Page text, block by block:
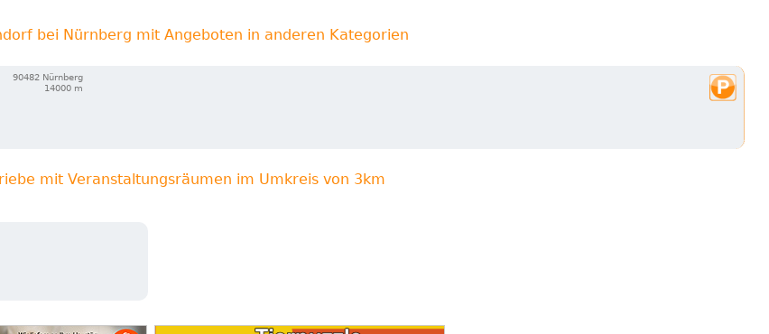
bei Nürnberg mit Angeboten in anderen Kategorien
90482 Nürnberg
14000 m
mit Veranstaltungsräumen im Umkreis von 3km